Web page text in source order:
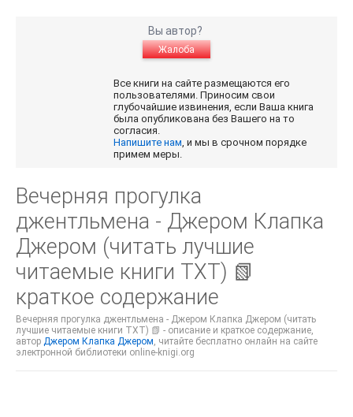
Вы автор?
Жалоба
Все книги на сайте размещаются его
пользователями. Приносим свои
глубочайшие извинения, если Ваша книга
была опубликована без Вашего на то
согласия.
Напишите нам, и мы в срочном порядке
примем меры.
Вечерняя прогулка
джентльмена - Джером Клапка
Джером (читать лучшие
читаемые книги TXT) 📗
краткое содержание
Вечерняя прогулка джентльмена - Джером Клапка Джером (читать
лучшие читаемые книги TXT) 📗 - описание и краткое содержание,
автор Джером Клапка Джером, читайте бесплатно онлайн на сайте
электронной библиотеки online-knigi.org